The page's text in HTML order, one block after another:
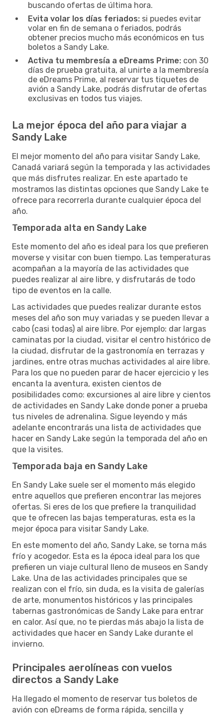
buscando ofertas de última hora.
Evita volar los días feriados: si puedes evitar
volar en fin de semana o feriados, podrás
obtener precios mucho más económicos en tus
boletos a Sandy Lake.
Activa tu membresía a eDreams Prime: con 30
días de prueba gratuita, al unirte a la membresía
de eDreams Prime, al reservar tus tiquetes de
avión a Sandy Lake, podrás disfrutar de ofertas
exclusivas en todos tus viajes.
La mejor época del año para viajar a
Sandy Lake
El mejor momento del año para visitar Sandy Lake,
Canadá variará según la temporada y las actividades
que más disfrutes realizar. En este apartado te
mostramos las distintas opciones que Sandy Lake te
ofrece para recorrerla durante cualquier época del
año.
Temporada alta en Sandy Lake
Este momento del año es ideal para los que prefieren
moverse y visitar con buen tiempo. Las temperaturas
acompañan a la mayoría de las actividades que
puedes realizar al aire libre, y disfrutarás de todo
tipo de eventos en la calle.
Las actividades que puedes realizar durante estos
meses del año son muy variadas y se pueden llevar a
cabo (casi todas) al aire libre. Por ejemplo: dar largas
caminatas por la ciudad, visitar el centro histórico de
la ciudad, disfrutar de la gastronomía en terrazas y
jardines, entre otras muchas actividades al aire libre.
Para los que no pueden parar de hacer ejercicio y les
encanta la aventura, existen cientos de
posibilidades como: excursiones al aire libre y cientos
de actividades en Sandy Lake donde poner a prueba
tus niveles de adrenalina. Sigue leyendo y más
adelante encontrarás una lista de actividades que
hacer en Sandy Lake según la temporada del año en
que la visites.
Temporada baja en Sandy Lake
En Sandy Lake suele ser el momento más elegido
entre aquellos que prefieren encontrar las mejores
ofertas. Si eres de los que prefiere la tranquilidad
que te ofrecen las bajas temperaturas, esta es la
mejor época para visitar Sandy Lake.
En este momento del año, Sandy Lake, se torna más
frío y acogedor. Esta es la época ideal para los que
prefieren un viaje cultural lleno de museos en Sandy
Lake. Una de las actividades principales que se
realizan con el frío, sin duda, es la visita de galerías
de arte, monumentos históricos y las principales
tabernas gastronómicas de Sandy Lake para entrar
en calor. Así que, no te pierdas más abajo la lista de
actividades que hacer en Sandy Lake durante el
invierno.
Principales aerolíneas con vuelos
directos a Sandy Lake
Ha llegado el momento de reservar tus boletos de
avión con eDreams de forma rápida, sencilla y